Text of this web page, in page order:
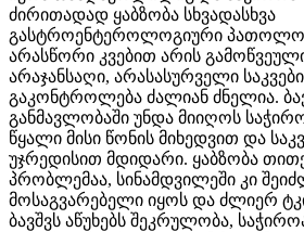
ძირითადად ყაბზობა სხვადასხვა
გასტროენტეროლოგიური
არასწორი კვებით არის
არაჯანსაღი, არასასურველი
გაკონტროლება ძალიან ძნელია.
განმავლობაში უნდა მიიღოს
წყალი მისი წონის მიხედვით და
უჯრედისით მდიდარი. ყაბზობა
პრობლემაა, სინამდვილეში კი
მოსაგვარებელი იყოს და ძლიერ
ბავშვს აწუხებს შეკრულობა,